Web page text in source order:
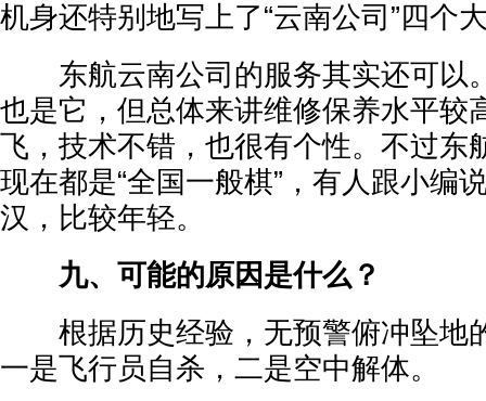
机身还特别地写上了“云南公司”四个
东航云南公司的服务其实还可以
也是它，但总体来讲维修保养水平较
飞，技术不错，也很有个性。不过东
现在都是“全国一般棋”，有人跟小编
汉，比较年轻。
九、可能的原因是什么？
根据历史经验，无预警俯冲坠地
一是飞行员自杀，二是空中解体。